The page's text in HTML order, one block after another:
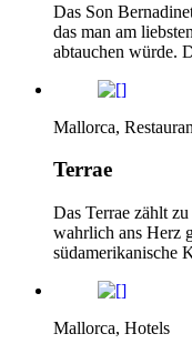
Das Son
das man am
abtauchen würde.
Mallorca,
Terrae
Das Terrae zählt
wahrlich ans Herz
südamerikanische
Mallorca, Hotels